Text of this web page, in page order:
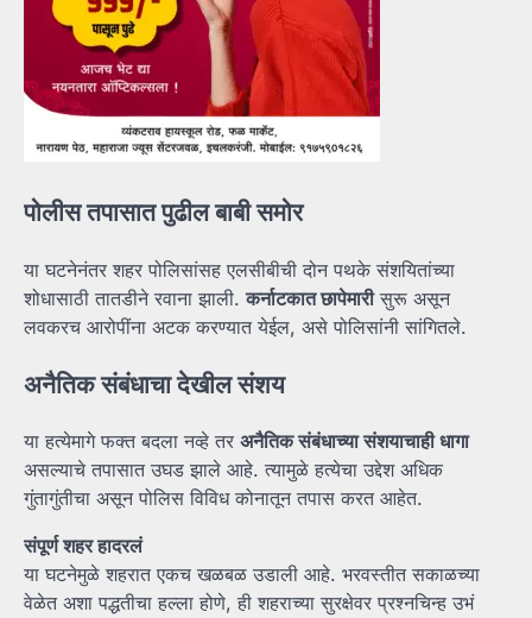
पोलीस तपासात पुढील बाबी समोर
या घटनेनंतर शहर पोलिसांसह एलसीबीची दोन पथके संशयितांच्या
शोधासाठी तातडीने रवाना झाली.कर्नाटकात छापेमारीसुरू असून
लवकरच आरोपींना अटक करण्यात येईल, असे पोलिसांनी सांगितले.
अनैतिक संबंधाचा देखील संशय
या हत्येमागे फक्त बदला नव्हे तर अनैतिक संबंधाच्या संशयाचाही धागा
असल्याचे तपासात उघड झाले आहे. त्यामुळे हत्येचा उद्देश अधिक
गुंतागुंतीचा असून पोलिस विविध कोनातून तपास करत आहेत.
संपूर्ण शहर हादरलं
या घटनेमुळे शहरात एकच खळबळ उडाली आहे. भरवस्तीत सकाळच्या
वेळेत अशा पद्धतीचा हल्ला होणे, ही शहराच्या सुरक्षेवर प्रश्नचिन्ह उभं